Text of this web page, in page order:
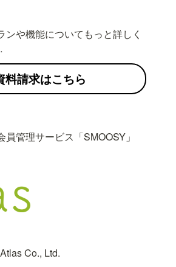
ンや機能についてもっと詳しく
料請求はこちら
員管理サービス「SMOOSY」
Co., Ltd.